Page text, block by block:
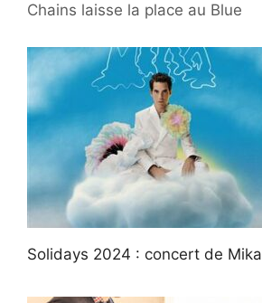
Chains laisse la place au Blue
Solidays 2024 : concert de Mika